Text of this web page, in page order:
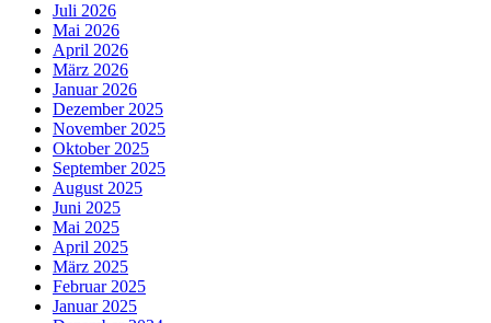
Juli 2026
Mai 2026
April 2026
März 2026
Januar 2026
Dezember 2025
November 2025
Oktober 2025
September 2025
August 2025
Juni 2025
Mai 2025
April 2025
März 2025
Februar 2025
Januar 2025